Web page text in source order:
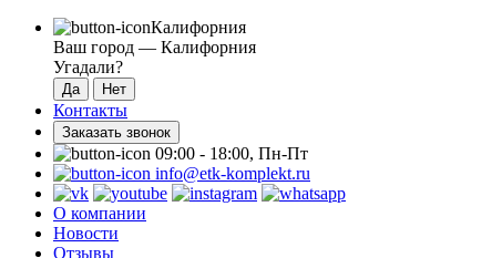
Калифорния
Ваш город — Калифорния
Угадали?
Контакты
Заказать звонок
09:00 - 18:00, Пн-Пт
info@etk-komplekt.ru
О компании
Новости
Отзывы